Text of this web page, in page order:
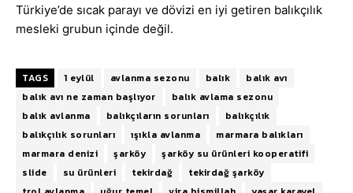
Türkiye’de sıcak parayı ve dövizi en iyi getiren balıkçılık
mesleki grubun içinde değil.
TAGS 1 eylül avlanma sezonu balık
balık avı
balık avı ne zaman başlıyor
balık avlama sezonu
balık avlanma
balıkçıların sorunları
balıkçılık
balıkçılık sorunları
ışıkla avlanma
marmara balıkları
marmara denizi
şarköy
şarköy su ürünleri kooperatifi
slide
su ürünleri tekirdağ
tekirdağ şarköy